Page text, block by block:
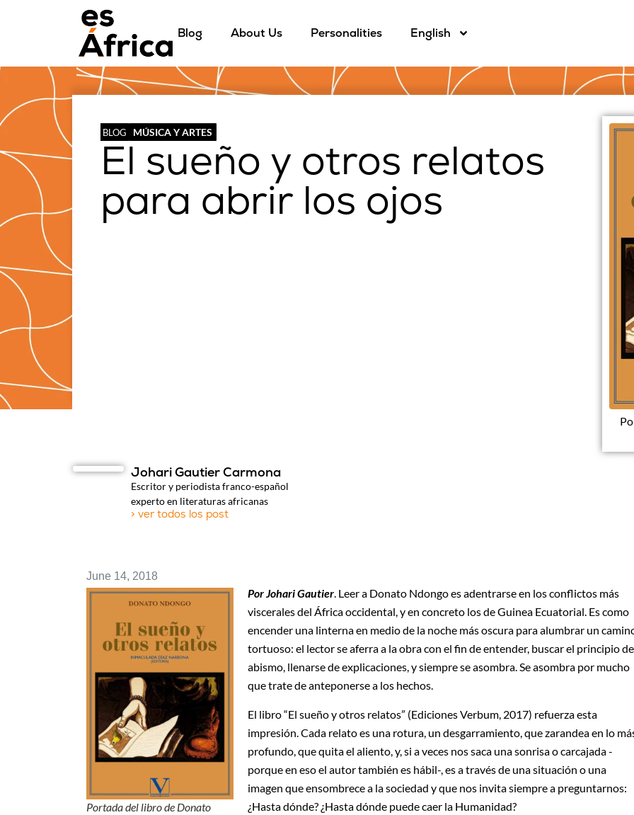
Blog About Us Personalities English
BLOG MÚSICA Y ARTES
El sueño y otros relatos
para abrir los ojos
Johari Gautier Carmona
Escritor y periodista franco-español
experto en literaturas africanas
> ver todos los post
June 14, 2018
Portada del libro de Donato
Por Johari Gautier. Leer a Donato Ndongo es adentrarse en los conflictos más
viscerales del África occidental, y en concreto los de Guinea Ecuatorial. Es como
encender una linterna en medio de la noche más oscura para alumbrar un
tortuoso: el lector se aferra a la obra con el fin de entender, buscar el principio
abismo, llenarse de explicaciones, y siempre se asombra. Se asombra por mucho
que trate de anteponerse a los hechos.
El libro “El sueño y otros relatos” (Ediciones Verbum, 2017) refuerza esta
impresión. Cada relato es una rotura, un desgarramiento, que zarandea en lo
profundo, que quita el aliento, y, si a veces nos saca una sonrisa o carcajada -
porque en eso el autor también es hábil-, es a través de una situación o una
imagen que ensombrece a la sociedad y que nos invita siempre a preguntarnos:
¿Hasta dónde? ¿Hasta dónde puede caer la Humanidad?